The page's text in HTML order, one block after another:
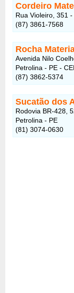
Cordeiro
Rua Violeiro, 351
(87) 3861-7568
Rocha
Avenida Nilo
Petrolina - PE -
(87) 3862-5374
Sucatão dos
Rodovia BR-428,
Petrolina - PE
(81) 3074-0630